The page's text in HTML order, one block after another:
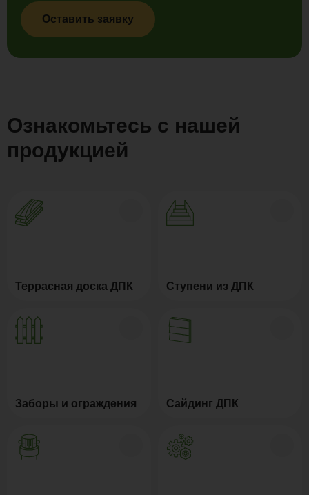
Оставить заявку
Ознакомьтесь с нашей
продукцией
Террасная доска ДПК Ступени из ДПК
Заборы и ограждения Сайдинг ДПК